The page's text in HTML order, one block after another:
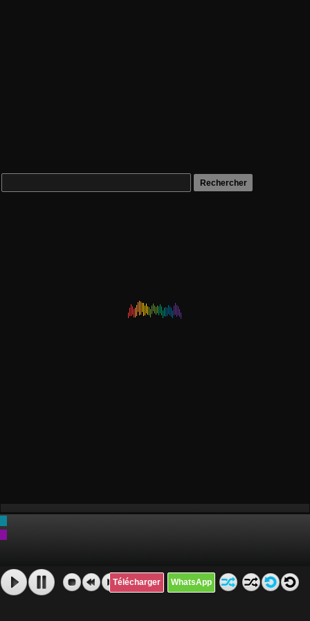
Télécharger WhatsApp